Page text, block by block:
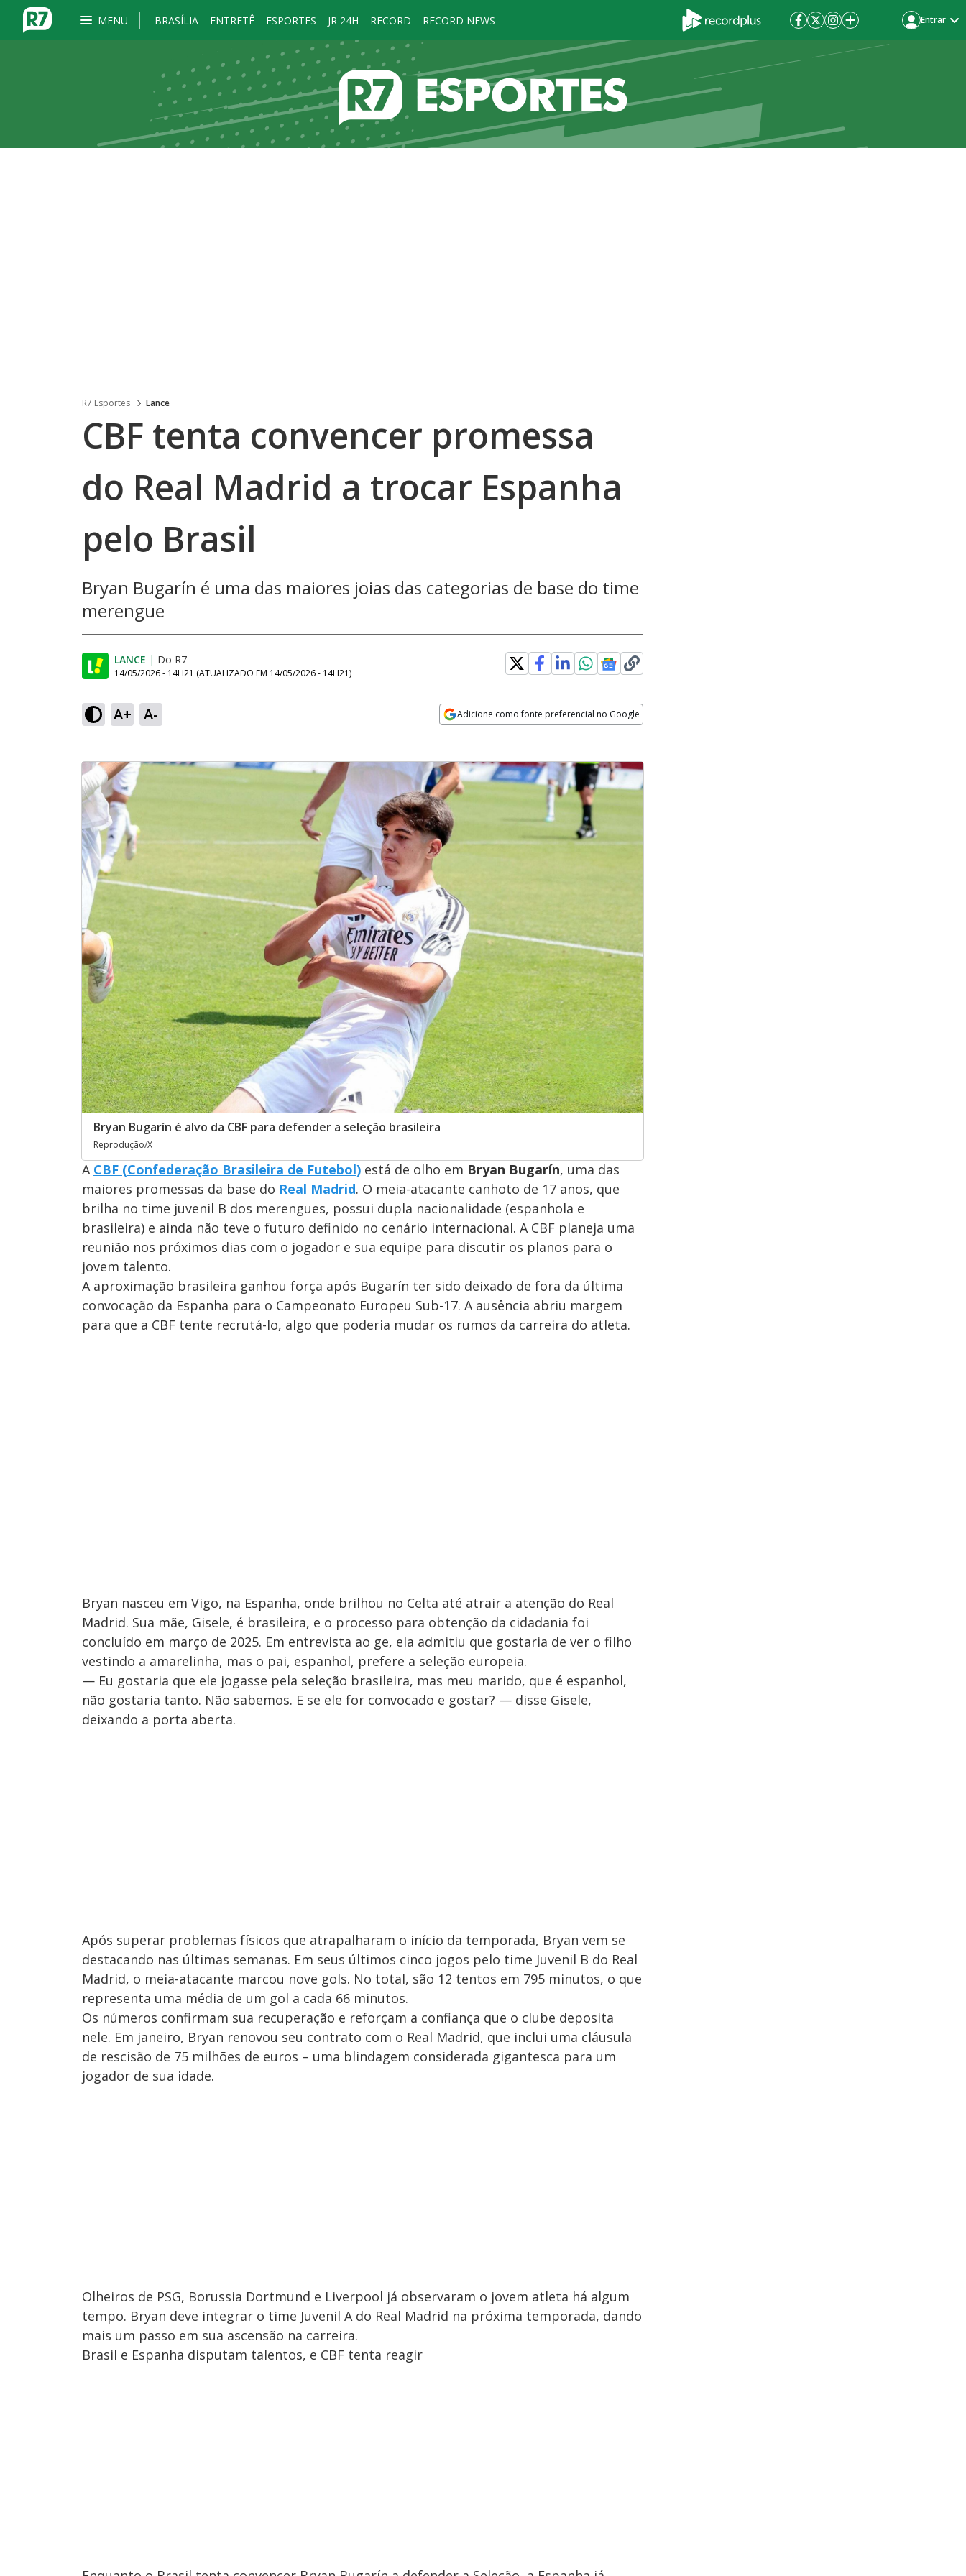
MENU BRASÍLIA ENTRETÊ ESPORTES JR 24H RECORD RECORD NEWS Entrar
R7 Esportes Lance
CBF tenta convencer promessa
do Real Madrid a trocar Espanha
pelo Brasil
Bryan Bugarín é uma das maiores joias das categorias de base do time
merengue
LANCE | Do R7
14/05/2026 - 14H21 (ATUALIZADO EM 14/05/2026 - 14H21)
A+ A- Adicione como fonte preferencial no Google
Bryan Bugarín é alvo da CBF para defender a seleção brasileira
Reprodução/X
A CBF (Confederação Brasileira de Futebol) está de olho em Bryan Bugarín, uma das
maiores promessas da base do Real Madrid. O meia-atacante canhoto de 17 anos, que
brilha no time juvenil B dos merengues, possui dupla nacionalidade (espanhola e
brasileira) e ainda não teve o futuro definido no cenário internacional. A CBF planeja uma
reunião nos próximos dias com o jogador e sua equipe para discutir os planos para o
jovem talento.
A aproximação brasileira ganhou força após Bugarín ter sido deixado de fora da última
convocação da Espanha para o Campeonato Europeu Sub-17. A ausência abriu margem
para que a CBF tente recrutá-lo, algo que poderia mudar os rumos da carreira do atleta.
Bryan nasceu em Vigo, na Espanha, onde brilhou no Celta até atrair a atenção do Real
Madrid. Sua mãe, Gisele, é brasileira, e o processo para obtenção da cidadania foi
concluído em março de 2025. Em entrevista ao ge, ela admitiu que gostaria de ver o filho
vestindo a amarelinha, mas o pai, espanhol, prefere a seleção europeia.
— Eu gostaria que ele jogasse pela seleção brasileira, mas meu marido, que é espanhol,
não gostaria tanto. Não sabemos. E se ele for convocado e gostar? — disse Gisele,
deixando a porta aberta.
Após superar problemas físicos que atrapalharam o início da temporada, Bryan vem se
destacando nas últimas semanas. Em seus últimos cinco jogos pelo time Juvenil B do Real
Madrid, o meia-atacante marcou nove gols. No total, são 12 tentos em 795 minutos, o que
representa uma média de um gol a cada 66 minutos.
Os números confirmam sua recuperação e reforçam a confiança que o clube deposita
nele. Em janeiro, Bryan renovou seu contrato com o Real Madrid, que inclui uma cláusula
de rescisão de 75 milhões de euros – uma blindagem considerada gigantesca para um
jogador de sua idade.
Olheiros de PSG, Borussia Dortmund e Liverpool já observaram o jovem atleta há algum
tempo. Bryan deve integrar o time Juvenil A do Real Madrid na próxima temporada, dando
mais um passo em sua ascensão na carreira.
Brasil e Espanha disputam talentos, e CBF tenta reagir